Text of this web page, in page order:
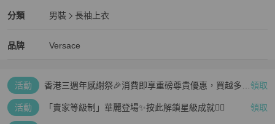
分類
Versace 男裝分類資訊
男裝
長袖上衣
品牌
Versace 精品男裝品牌介紹
Versace
Versace 推薦清單
活動
香港三週年感謝祭🎉消費即享重磅尊貴優惠，買越多、 領取
活動 「賣家等級制」華麗登場✨按此解鎖星級成就👆🏻 領取